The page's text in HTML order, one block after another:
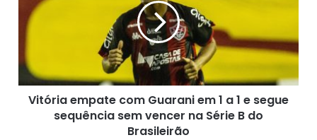
d
m
Vitória empate com Guarani em 1 a 1 e segue
sequência sem vencer na Série B do
Brasileirão